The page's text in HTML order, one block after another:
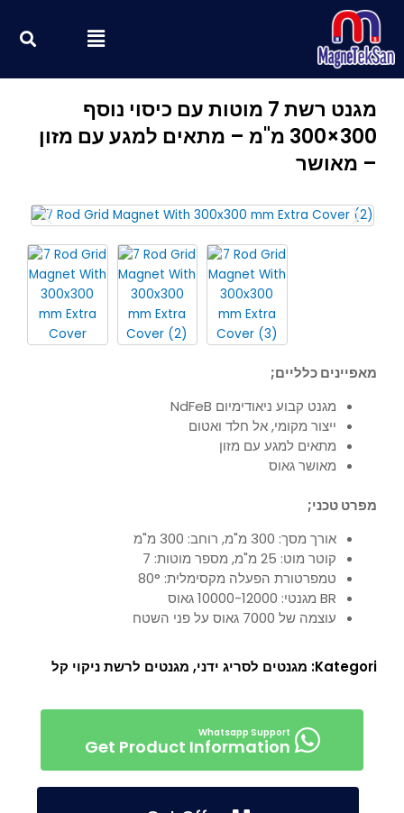
לתוכן
Menu
מגנט רשת 7 מוטות עם כיסוי נוסף
300×300 מ"מ – מתאים למגע עם מזון
– מאושר
מאפיינים כלליים;
מגנט קבוע ניאודימיום NdFeB
ייצור מקומי, אל חלד ואטום
מתאים למגע עם מזון
מאושר גאוס
מפרט טכני;
אורך מסך: 300 מ"מ, רוחב: 300 מ"מ
קוטר מוט: 25 מ"מ, מספר מוטות: 7
טמפרטורת הפעלה מקסימלית: 80°
BR מגנטי: 10000-12000 גאוס
עוצמה של 7000 גאוס על פני השטח
Kategori: מגנטים לסריג ידני, מגנטים לרשת ניקוי קל
Get Product Information